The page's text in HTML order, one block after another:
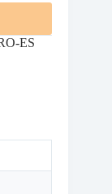
ES